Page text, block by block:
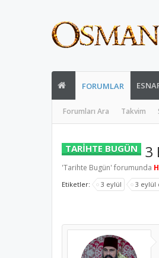
FORUMLAR
Forumları Ara Takvim
TARİHTE BUGÜN 3
'Tarihte Bugün' forumunda
Etiketler: 3 eylül 3 eylül